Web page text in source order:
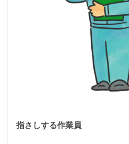
指さしする作業員